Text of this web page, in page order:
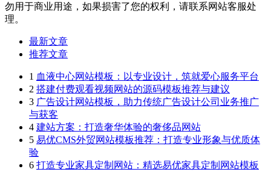
勿用于商业用途，如果损害了您的权利，请联系网站客服处
理。
最新文章
推荐文章
1 血液中心网站模板：以专业设计，筑就爱心服务平台
2 搭建付费观看视频网站的源码模板推荐与建议
3 广告设计网站模板，助力传统广告设计公司业务推广
与获客
4 建站方案：打造奢华体验的奢侈品网站
5 易优CMS外贸网站模板推荐：打造专业形象与优质体
验
6 打造专业家具定制网站：精选易优家具定制网站模板